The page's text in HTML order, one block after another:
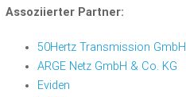
Assoziierter Partner:
50Hertz Transmission GmbH
ARGE Netz GmbH & Co. KG
Eviden